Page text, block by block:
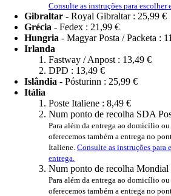
Consulte as instruções para escolher
Gibraltar - Royal Gibraltar : 25,99 €
Grécia - Fedex : 21,99 €
Hungria - Magyar Posta / Packeta :
Irlanda
Fastway / Anpost : 13,49 €
DPD : 13,49 €
Islândia - Pósturinn : 25,99 €
Itália
Poste Italiene : 8,49 €
Num ponto de recolha SDA
Para além da entrega ao domicílio
oferecemos também a entrega no
Italiene. Consulte as instruções para
entrega.
Num ponto de recolha Mondial
Para além da entrega ao domicílio
oferecemos também a entrega no